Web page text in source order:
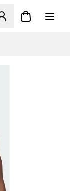
Modal til at